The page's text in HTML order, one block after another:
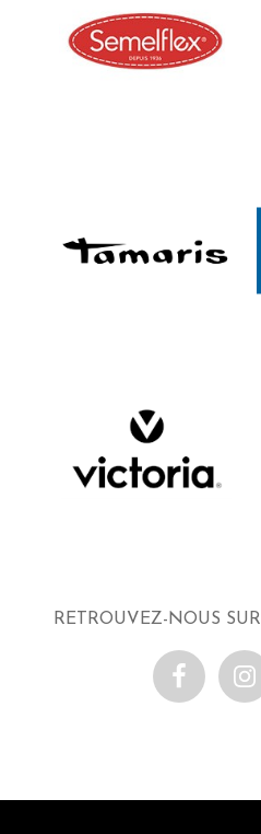
RETROUVEZ-NOUS SUR